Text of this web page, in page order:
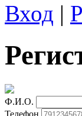
Вход |
Ф.И.О.
Телефон